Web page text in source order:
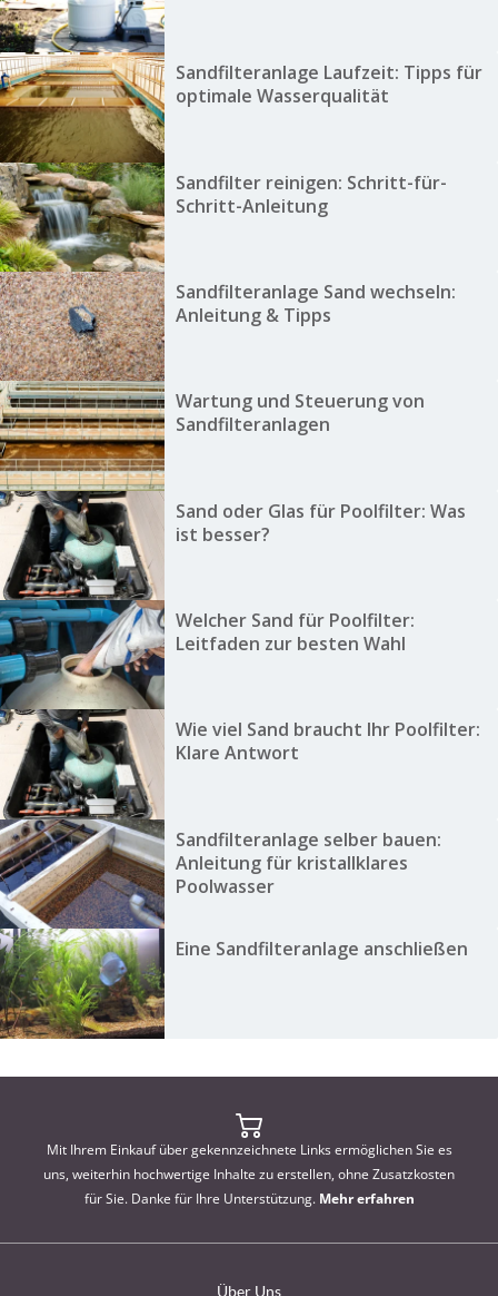
Sandfilteranlage Laufzeit: Tipps für
optimale Wasserqualität
Sandfilter reinigen: Schritt-für-
Schritt-Anleitung
Sandfilteranlage Sand wechseln:
Anleitung & Tipps
Wartung und Steuerung von
Sandfilteranlagen
Sand oder Glas für Poolfilter: Was
ist besser?
Welcher Sand für Poolfilter:
Leitfaden zur besten Wahl
Wie viel Sand braucht Ihr Poolfilter:
Klare Antwort
Sandfilteranlage selber bauen:
Anleitung für kristallklares
Poolwasser
Eine Sandfilteranlage anschließen
Mit Ihrem Einkauf über gekennzeichnete Links ermöglichen Sie es
uns, weiterhin hochwertige Inhalte zu erstellen, ohne Zusatzkosten
für Sie. Danke für Ihre Unterstützung. Mehr erfahren
Über Uns